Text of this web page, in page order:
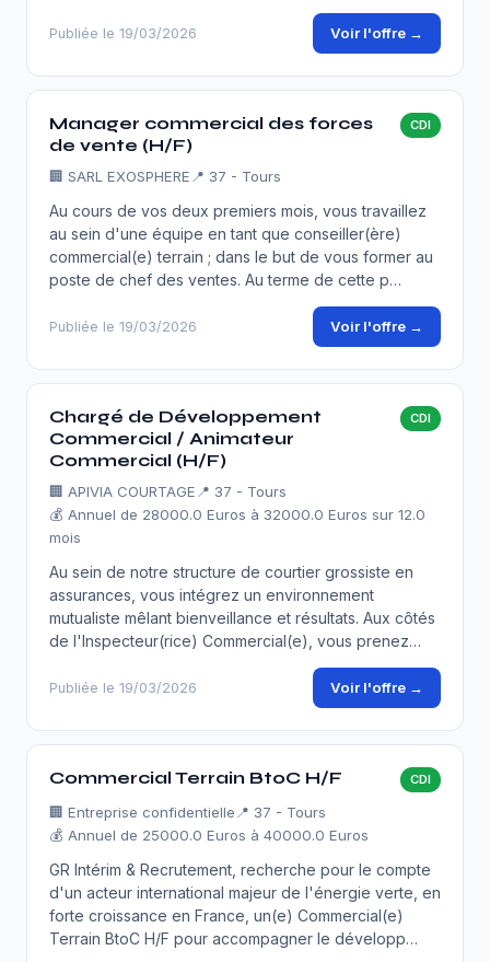
Publiée le 19/03/2026 Voir l'offre →
Manager commercial des forces
de vente (H/F)
CDI
🏢 SARL EXOSPHERE 📍 37 - Tours
Au cours de vos deux premiers mois, vous travaillez
au sein d'une équipe en tant que conseiller(ère)
commercial(e) terrain ; dans le but de vous former au
poste de chef des ventes. Au terme de cette p…
Publiée le 19/03/2026 Voir l'offre →
Chargé de Développement
Commercial / Animateur
Commercial (H/F)
CDI
🏢 APIVIA COURTAGE 📍 37 - Tours
💰 Annuel de 28000.0 Euros à 32000.0 Euros sur 12.0
mois
Au sein de notre structure de courtier grossiste en
assurances, vous intégrez un environnement
mutualiste mêlant bienveillance et résultats. Aux côtés
de l'Inspecteur(rice) Commercial(e), vous prenez…
Publiée le 19/03/2026 Voir l'offre →
Commercial Terrain BtoC H/F CDI
🏢 Entreprise confidentielle 📍 37 - Tours
💰 Annuel de 25000.0 Euros à 40000.0 Euros
GR Intérim & Recrutement, recherche pour le compte
d'un acteur international majeur de l'énergie verte, en
forte croissance en France, un(e) Commercial(e)
Terrain BtoC H/F pour accompagner le développ…